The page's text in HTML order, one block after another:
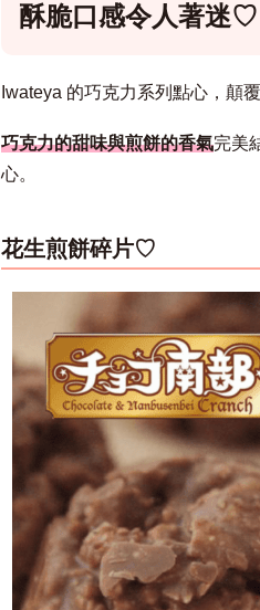
酥脆口感令人著迷
Iwateya 的巧克力系列點心，顛
巧克力的甜味與煎餅的香氣完美
心。
花生煎餅碎片♡